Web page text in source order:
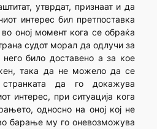
утврдат, признаат и да
интерес бил претпоставка
во оној момент кога се обраќа
судот морал да одлучи за
било доставено а за кое
така да не можело да се
да го докажува
интерес, при ситуација кога
односно на оној кој не
барање му го оневозможува